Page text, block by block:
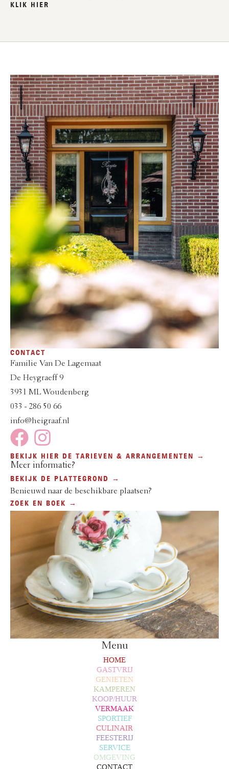
KLIK HIER
CONTACT
Familie Van De Lagemaat
De Heygraeff 9
3931 ML Woudenberg
033 - 286 50 66
info@heigraaf.nl
BEKIJK HIER DE TARIEVEN & ARRANGEMENTEN →
Meer informatie?
BEKIJK DE PLATTEGROND →
Benieuwd naar de beschikbare plaatsen?
ZOEK EN BOEK →
Menu
HOME
GASTVRIJ
GENIETEN
KAMPEREN
KOOP/HUUR
VERMAAK
SPORTIEF
CULINAIR
FEESTERIJ
SERVICE
OMGEVING
CONTACT